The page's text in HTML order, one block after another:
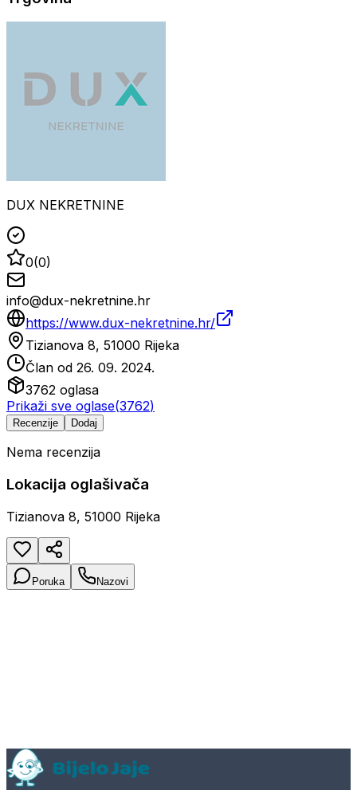
DUX NEKRETNINE
0(0)
info@dux-nekretnine.hr
https://www.dux-nekretnine.hr/
Tizianova 8, 51000 Rijeka
Član od 26. 09. 2024.
3762 oglasa
Prikaži sve oglase(3762)
Recenzije Dodaj
Nema recenzija
Lokacija oglašivača
Tizianova 8, 51000 Rijeka
Poruka Nazovi